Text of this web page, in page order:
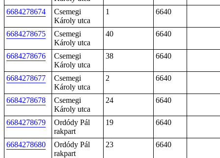
6684278674
Csemegi
Károly utca
1 6640
6684278675
Csemegi
Károly utca
40 6640
6684278676
Csemegi
Károly utca
38 6640
6684278677
Csemegi
Károly utca
2 6640
6684278678
Csemegi
Károly utca
24 6640
6684278679
Ordódy Pál
rakpart
19 6640
6684278680
Ordódy Pál
rakpart
23 6640